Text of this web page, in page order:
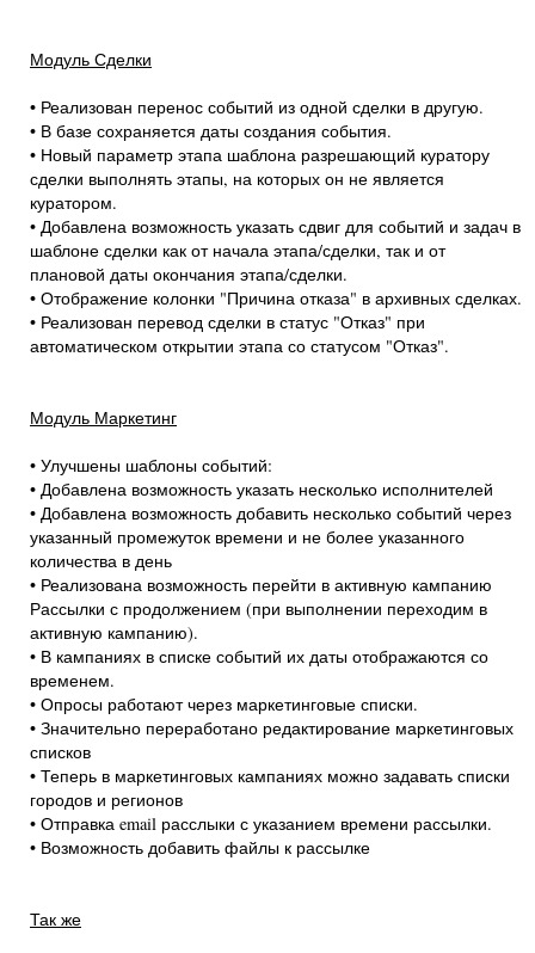
Модуль Сделки
• Реализован перенос событий из одной сделки в другую.
• В базе сохраняется даты создания события.
• Новый параметр этапа шаблона разрешающий куратору
сделки выполнять этапы, на которых он не является
куратором.
• Добавлена возможность указать сдвиг для событий и задач в
шаблоне сделки как от начала этапа/сделки, так и от
плановой даты окончания этапа/сделки.
• Отображение колонки "Причина отказа" в архивных сделках.
• Реализован перевод сделки в статус "Отказ" при
автоматическом открытии этапа со статусом "Отказ".
Модуль Маркетинг
• Улучшены шаблоны событий:
• Добавлена возможность указать несколько исполнителей
• Добавлена возможность добавить несколько событий через
указанный промежуток времени и не более указанного
количества в день
• Реализована возможность перейти в активную кампанию
Рассылки с продолжением (при выполнении переходим в
активную кампанию).
• В кампаниях в списке событий их даты отображаются со
временем.
• Опросы работают через маркетинговые списки.
• Значительно переработано редактирование маркетинговых
списков
• Теперь в маркетинговых кампаниях можно задавать списки
городов и регионов
• Отправка email расслыки с указанием времени рассылки.
• Возможность добавить файлы к рассылке
Так же